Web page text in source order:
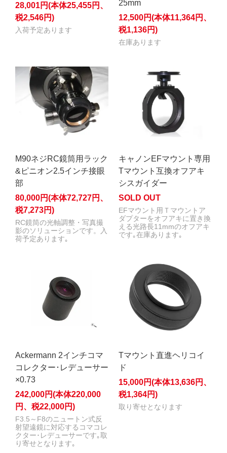
28,001円(本体25,455円、
税2,546円)
入荷予定あります
25mm
12,500円(本体11,364円、
税1,136円)
在庫あります
M90ネジRC鏡筒用ラック
&ピニオン2.5インチ接眼
部
80,000円(本体72,727円、
税7,273円)
RC鏡筒の光軸調整・写真撮
影のソリューションです。入
荷予定あります｡
キャノンEFマウント専用
Tマウント互換オフアキ
シスガイダー
SOLD OUT
EFマウント用Ｔマウントア
ダプターをオフアキに置き換
える光路長11mmのオフアキ
です｡在庫あります｡
Ackermann 2インチコマ
コレクター･レデューサー
×0.73
242,000円(本体220,000
円、税22,000円)
F3.5～F8のニュートン式反
射望遠鏡に対応するコマコレ
クター･レデューサーです｡取
り寄せとなります｡
Tマウント直進ヘリコイ
ド
15,000円(本体13,636円、
税1,364円)
取り寄せとなります